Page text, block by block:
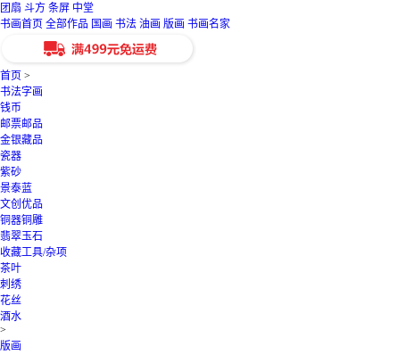
团扇 斗方 条屏 中堂
书画首页 全部作品 国画 书法 油画 版画 书画名家
首页 >
书法字画
钱币
邮票邮品
金银藏品
瓷器
紫砂
景泰蓝
文创优品
铜器铜雕
翡翠玉石
收藏工具/杂项
茶叶
刺绣
花丝
酒水
>
版画